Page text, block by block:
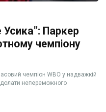
Паркер
чемпіону
чемпіон WBO у надважкій
непереможного